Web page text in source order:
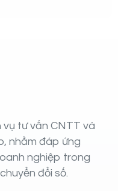
tư vấn CNTT và
nhằm đáp ứng
nghiệp trong
đổi số.